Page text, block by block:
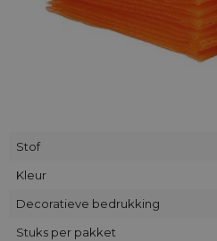
Stof
Kleur
Decoratieve bedrukking
Stuks per pakket